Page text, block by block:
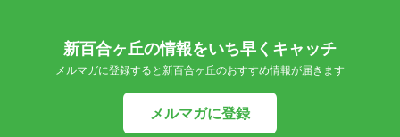
新百合ヶ丘の情報をいち早くキャッチ
メルマガに登録すると新百合ヶ丘のおすすめ情報が届きます
メルマガに登録